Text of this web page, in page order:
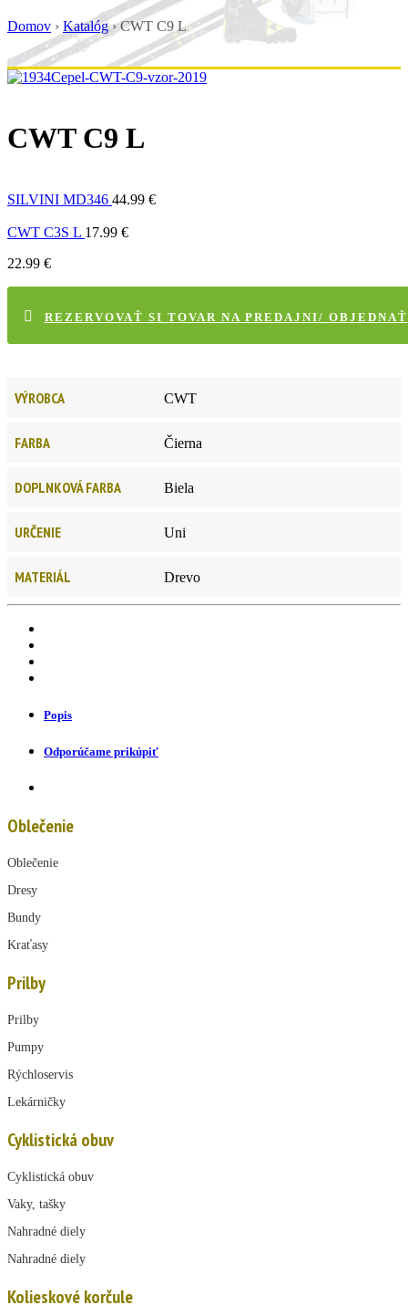
Domov › Katalóg›CWT C9 L
CWT C9 L
SILVINI MD346 44.99 €
CWT C3S L 17.99 €
22.99 €
REZERVOVAŤ SI TOVAR NA PREDAJNI/ OBJEDNAŤ
VÝROBCA CWT
FARBA Čierna
DOPLNKOVÁ FARBA Biela
URČENIE Uni
MATERIÁL Drevo
Popis
Odporúčame prikúpiť
Oblečenie
Oblečenie
Dresy
Bundy
Kraťasy
Prilby
Prilby
Pumpy
Rýchloservis
Lekárničky
Cyklistická obuv
Cyklistická obuv
Vaky, tašky
Nahradné diely
Nahradné diely
Kolieskové korčule